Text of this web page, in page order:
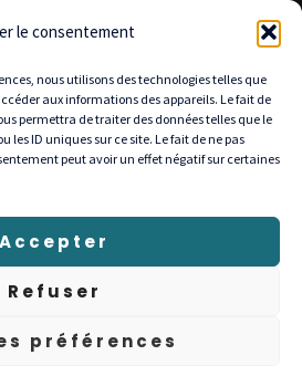
le consentement
nous utilisons des technologies telles que
aux informations des appareils. Le fait de
permettra de traiter des données telles que le
les ID uniques sur ce site. Le fait de ne pas
peut avoir un effet négatif sur certaines
Accepter
Refuser
préférences
de Minimal Trek
Notre mission
Europe • Retours 30 jours •
Stripe, PayPal, Visa, Mastercard